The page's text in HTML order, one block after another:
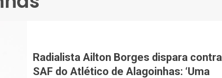
Radialista Ailton Borges dispara contra
SAF do Atlético de Alagoinhas: ‘Uma